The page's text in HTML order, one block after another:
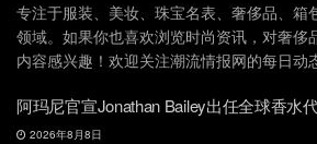
专注于服装、美妆、珠宝名表、奢侈品、箱
领域。如果你也喜欢浏览时尚资讯，对奢侈
内容感兴趣！欢迎关注潮流情报网的每日动
阿玛尼官宣Jonathan Bailey出任全球香水
2026年8月8日